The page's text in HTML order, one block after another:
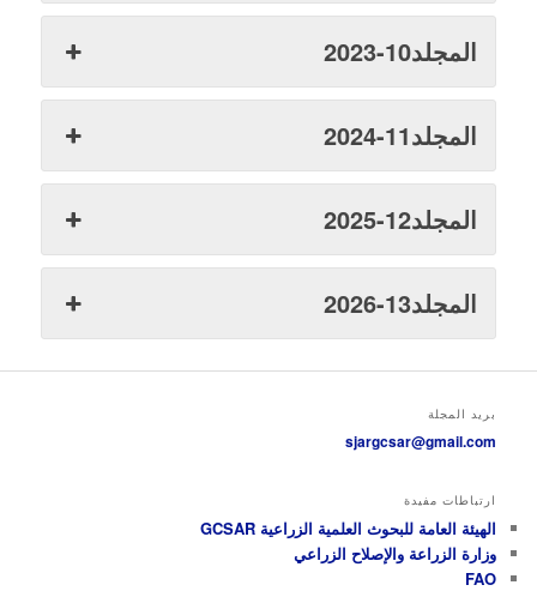
المجلد10-2023
المجلد11-2024
المجلد12-2025
المجلد13-2026
بريد المجلة
sjargcsar@gmail.com
ارتباطات مفيدة
الهيئة العامة للبحوث العلمية الزراعية GCSAR
وزارة الزراعة والإصلاح الزراعي
FAO